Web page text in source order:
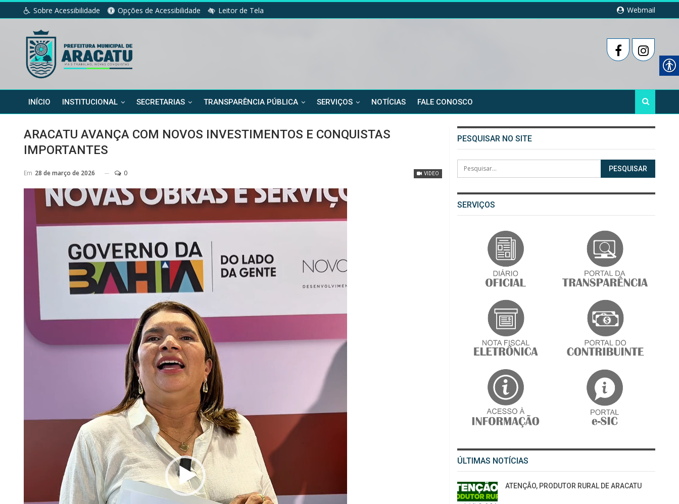
Sobre Acessibilidade Opções de Acessibilidade Leitor de Tela Webmail
INÍCIO INSTITUCIONAL SECRETARIAS TRANSPARÊNCIA PÚBLICA SERVIÇOS NOTÍCIAS FALE CONOSCO
ARACATU AVANÇA COM NOVOS INVESTIMENTOS E CONQUISTAS
IMPORTANTES
VIDEO
Em 28 de março de 2026 0
Tocador de vídeo
PESQUISAR NO SITE
SERVIÇOS
ÚLTIMAS NOTÍCIAS
ATENÇÃO, PRODUTOR RURAL DE ARACATU